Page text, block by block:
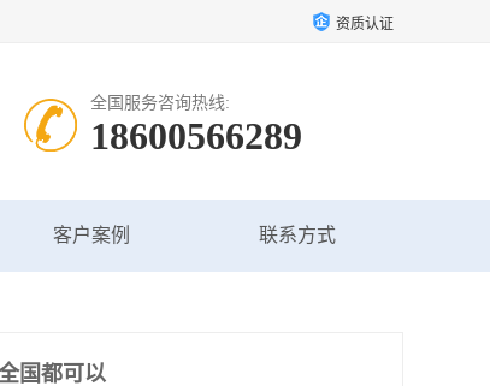
资质认证
全国服务咨询热线:
18600566289
客户案例 联系方式
国都可以